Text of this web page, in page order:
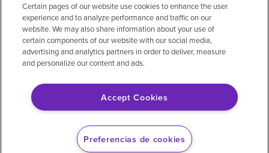
© 2026 Encompass Health Corporation
Preferencias de cookies
Aviso legal: Se tradujo con la ayuda de
inteligencia artificial (IA). La versión en inglés
es la versión oficial.
Certain pages of our website use cookies to enhance the user
experience and to analyze performance and traffic on our
website. We may also share information about your use of
certain components of our website with our social media,
advertising and analytics partners in order to deliver, measure
and personalize our content and ads.
Accept Cookies
Preferencias de cookies